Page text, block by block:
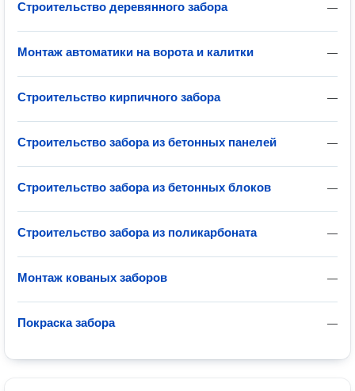
—
Строительство деревянного забора
—
Монтаж автоматики на ворота и калитки
—
Строительство кирпичного забора
—
Строительство забора из бетонных панелей
—
Строительство забора из бетонных блоков
—
Строительство забора из поликарбоната
—
Монтаж кованых заборов
—
Покраска забора